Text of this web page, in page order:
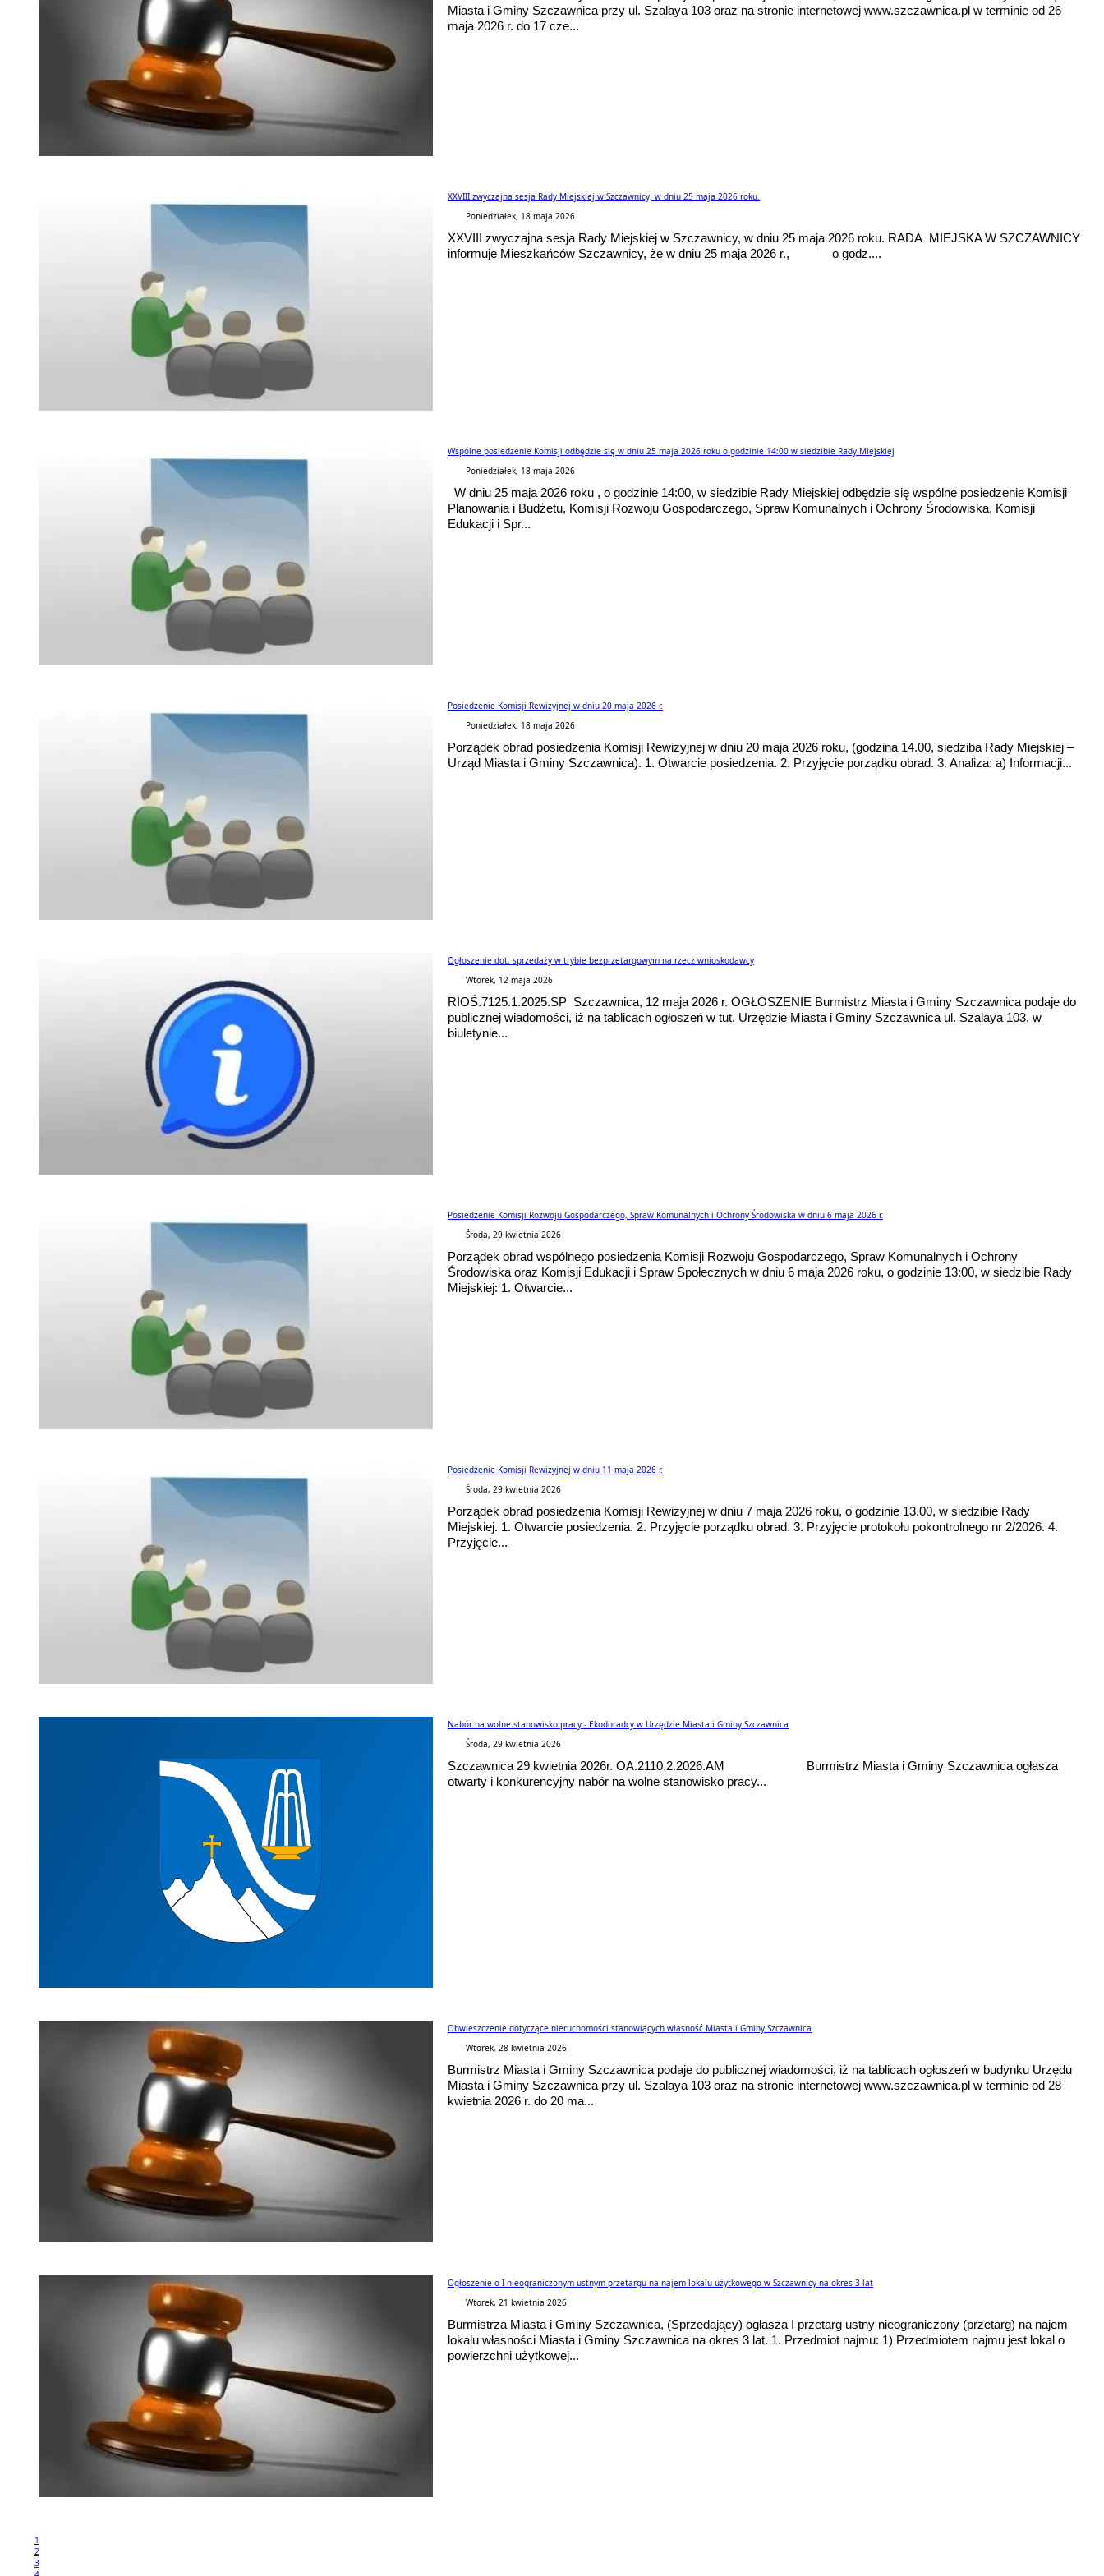
Miasta i Gminy Szczawnica przy ul. Szalaya 103 oraz na stronie internetowej www.szczawnica.pl w terminie od 26
maja 2026 r. do 17 cze...
XXVIII zwyczajna sesja Rady Miejskiej w Szczawnicy, w dniu 25 maja 2026 roku.
Poniedziałek, 18 maja 2026
XXVIII zwyczajna sesja Rady Miejskiej w Szczawnicy, w dniu 25 maja 2026 roku. RADA MIEJSKA W SZCZAWNICY
informuje Mieszkańców Szczawnicy, że w dniu 25 maja 2026 r., o godz....
Wspólne posiedzenie Komisji odbędzie się w dniu 25 maja 2026 roku o godzinie 14:00 w siedzibie Rady Miejskiej
Poniedziałek, 18 maja 2026
W dniu 25 maja 2026 roku , o godzinie 14:00, w siedzibie Rady Miejskiej odbędzie się wspólne posiedzenie Komisji
Planowania i Budżetu, Komisji Rozwoju Gospodarczego, Spraw Komunalnych i Ochrony Środowiska, Komisji
Edukacji i Spr...
Posiedzenie Komisji Rewizyjnej w dniu 20 maja 2026 r.
Poniedziałek, 18 maja 2026
Porządek obrad posiedzenia Komisji Rewizyjnej w dniu 20 maja 2026 roku, (godzina 14.00, siedziba Rady Miejskiej –
Urząd Miasta i Gminy Szczawnica). 1. Otwarcie posiedzenia. 2. Przyjęcie porządku obrad. 3. Analiza: a) Informacji...
Ogłoszenie dot. sprzedaży w trybie bezprzetargowym na rzecz wnioskodawcy
Wtorek, 12 maja 2026
RIOŚ.7125.1.2025.SP Szczawnica, 12 maja 2026 r. OGŁOSZENIE Burmistrz Miasta i Gminy Szczawnica podaje do
publicznej wiadomości, iż na tablicach ogłoszeń w tut. Urzędzie Miasta i Gminy Szczawnica ul. Szalaya 103, w
biuletynie...
Posiedzenie Komisji Rozwoju Gospodarczego, Spraw Komunalnych i Ochrony Środowiska w dniu 6 maja 2026 r.
Środa, 29 kwietnia 2026
Porządek obrad wspólnego posiedzenia Komisji Rozwoju Gospodarczego, Spraw Komunalnych i Ochrony
Środowiska oraz Komisji Edukacji i Spraw Społecznych w dniu 6 maja 2026 roku, o godzinie 13:00, w siedzibie Rady
Miejskiej: 1. Otwarcie...
Posiedzenie Komisji Rewizyjnej w dniu 11 maja 2026 r.
Środa, 29 kwietnia 2026
Porządek obrad posiedzenia Komisji Rewizyjnej w dniu 7 maja 2026 roku, o godzinie 13.00, w siedzibie Rady
Miejskiej. 1. Otwarcie posiedzenia. 2. Przyjęcie porządku obrad. 3. Przyjęcie protokołu pokontrolnego nr 2/2026. 4.
Przyjęcie...
Nabór na wolne stanowisko pracy - Ekodoradcy w Urzędzie Miasta i Gminy Szczawnica
Środa, 29 kwietnia 2026
Szczawnica 29 kwietnia 2026r. OA.2110.2.2026.AM Burmistrz Miasta i Gminy Szczawnica ogłasza
otwarty i konkurencyjny nabór na wolne stanowisko pracy...
Obwieszczenie dotyczące nieruchomości stanowiących własność Miasta i Gminy Szczawnica
Wtorek, 28 kwietnia 2026
Burmistrz Miasta i Gminy Szczawnica podaje do publicznej wiadomości, iż na tablicach ogłoszeń w budynku Urzędu
Miasta i Gminy Szczawnica przy ul. Szalaya 103 oraz na stronie internetowej www.szczawnica.pl w terminie od 28
kwietnia 2026 r. do 20 ma...
Ogłoszenie o I nieograniczonym ustnym przetargu na najem lokalu użytkowego w Szczawnicy na okres 3 lat
Wtorek, 21 kwietnia 2026
Burmistrza Miasta i Gminy Szczawnica, (Sprzedający) ogłasza I przetarg ustny nieograniczony (przetarg) na najem
lokalu własności Miasta i Gminy Szczawnica na okres 3 lat. 1. Przedmiot najmu: 1) Przedmiotem najmu jest lokal o
powierzchni użytkowej...
1
2
3